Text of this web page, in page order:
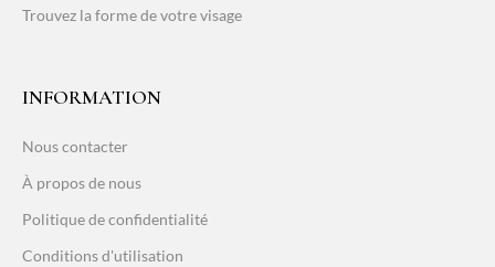
Trouvez la forme de votre visage
INFORMATION
Nous contacter
À propos de nous
Politique de confidentialité
Conditions d'utilisation